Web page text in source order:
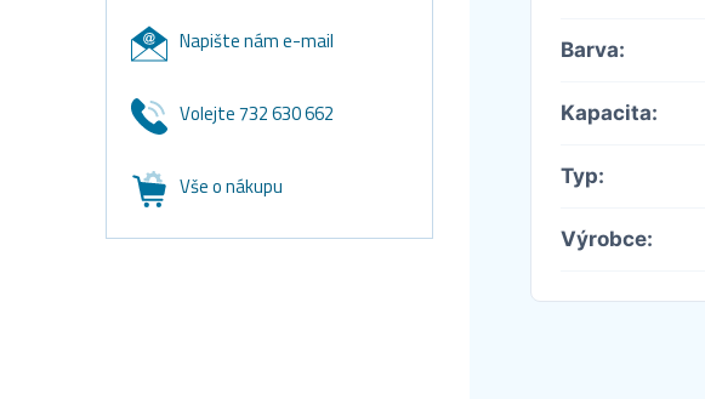
Napište nám e-mail
Volejte 732 630 662
Vše o nákupu
Barva:
Kapacita:
Typ:
Výrobce: